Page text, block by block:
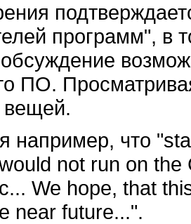
программ", в
ПО.
вещей.
например, что
not run on
We hope, that
near future...".